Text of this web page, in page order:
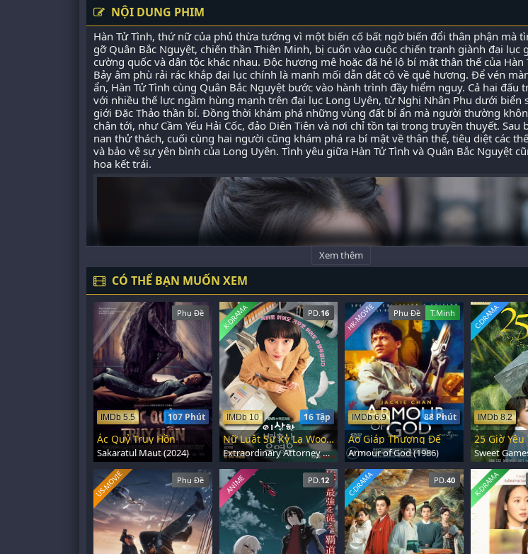
NỘI DUNG PHIM
Hàn Tử Tình, thứ nữ của phủ thừa tướng vì một biến cố bất ngờ biến đổi thân phận mà
gỡ Quân Bắc Nguyệt, chiến thần Thiên Minh, bị cuốn vào cuộc chiến tranh giành đại lục
cường quốc và dân tộc khác nhau. Độc hương mê hoặc đã hé lộ bí mật thân thế của Hàn
Bảy âm phù rải rác khắp đại lục chính là manh mối dẫn dắt cô về quê hương. Để vén
ẩn, Hàn Tử Tình cùng Quân Bắc Nguyệt bước vào hành trình đầy hiểm nguy. Cả hai đấu
với nhiều thế lực ngầm hùng mạnh trên đại lục Long Uyên, từ Nghị Nhân Phu dưới biển
giới Đặc Thảo thần bí. Đồng thời khám phá những vùng đất bí ẩn mà người thường
chân tới, như Cầm Yếu Hải Cốc, đảo Diên Tiên và nơi chỉ tồn tại trong truyền thuyết. Sau
nan thử thách, cuối cùng hai người cũng khám phá ra bí mật về thân thế, tiêu diệt các
và bảo vệ sự yên bình của Long Uyên. Tình yêu giữa Hàn Tử Tình và Quân Bắc Nguyệt
hoa kết trái.
Xem thêm
CÓ THỂ BẠN MUỐN XEM
Phụ Đề
107 Phút
IMDb 5.5
Ác Quỷ Truy Hồn
Sakaratul Maut (2024)
PD. 16
16 Tập
IMDb 10
K-DRAMA
Nữ Luật Sư Kỳ Lạ Woo Young Woo
Extraordinary Attorney Woo (2022)
Phụ Đề T.Minh
88 Phút
IMDb 6.9
HK-MOVIE
Áo Giáp Thượng Đế
Armour of God (1986)
IMDb 8.2
C-DRAMA
25 Giờ
Sweet
Phụ Đề
US-MOVIE PD. 12
ANIME PD. 40
C-DRAMA K-DRAMA